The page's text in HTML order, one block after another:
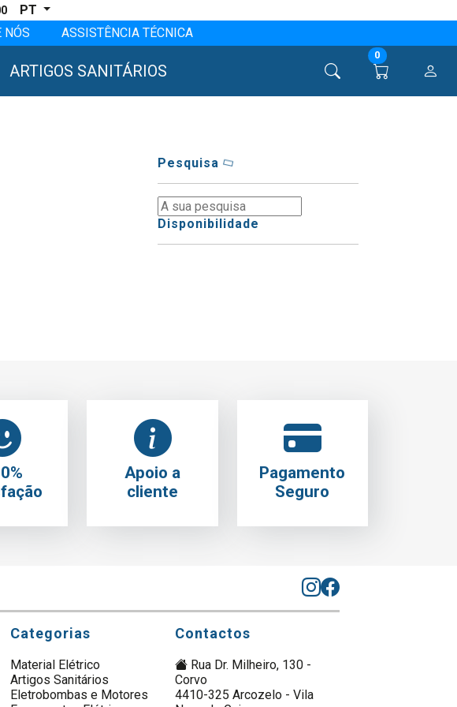
PT
NÓS ASSISTÊNCIA TÉCNICA
ARTIGOS SANITÁRIOS
0
Pesquisa
Disponibilidade
Apoio a
cliente
Pagamento
Seguro
Categorias
Material Elétrico
Artigos Sanitários
Eletrobombas e Motores
Contactos
Rua Dr. Milheiro, 130 -
Corvo
4410-325 Arcozelo - Vila